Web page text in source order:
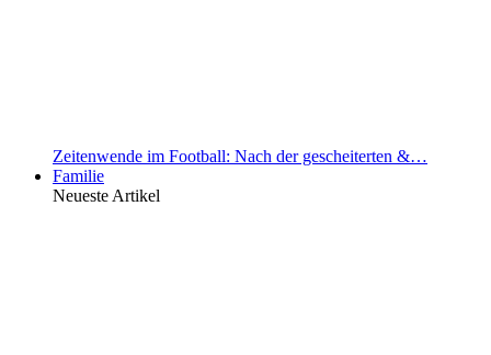
Zeitenwende im Football: Nach der gescheiterten &…
Familie
Neueste Artikel